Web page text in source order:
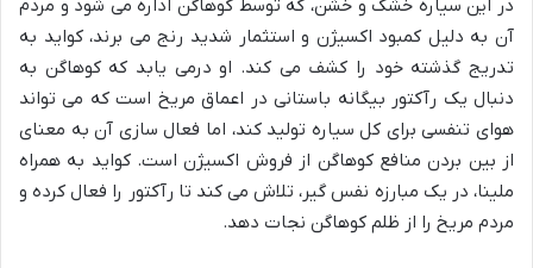
در این سیاره خشک و خشن، که توسط کوهاگن اداره می شود و مردم
آن به دلیل کمبود اکسیژن و استثمار شدید رنج می برند، کواید به
تدریج گذشته خود را کشف می کند. او درمی یابد که کوهاگن به
دنبال یک رآکتور بیگانه باستانی در اعماق مریخ است که می تواند
هوای تنفسی برای کل سیاره تولید کند، اما فعال سازی آن به معنای
از بین بردن منافع کوهاگن از فروش اکسیژن است. کواید به همراه
ملینا، در یک مبارزه نفس گیر، تلاش می کند تا رآکتور را فعال کرده و
مردم مریخ را از ظلم کوهاگن نجات دهد.